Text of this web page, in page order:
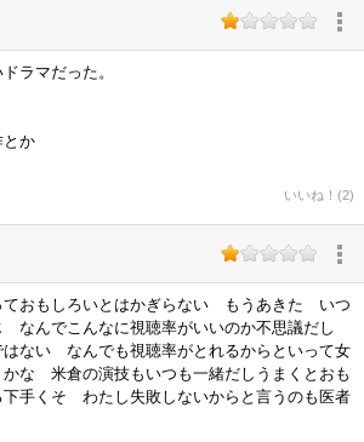
ラマだった。
とか
いいね！(2)
ておもしろいとはかぎらない もうあきた いつ
なんでこんなに視聴率がいいのか不思議だし
はない なんでも視聴率がとれるからといって女
な 米倉の演技もいつも一緒だしうまくとおも
下手くそ わたし失敗しないからと言うのも医者